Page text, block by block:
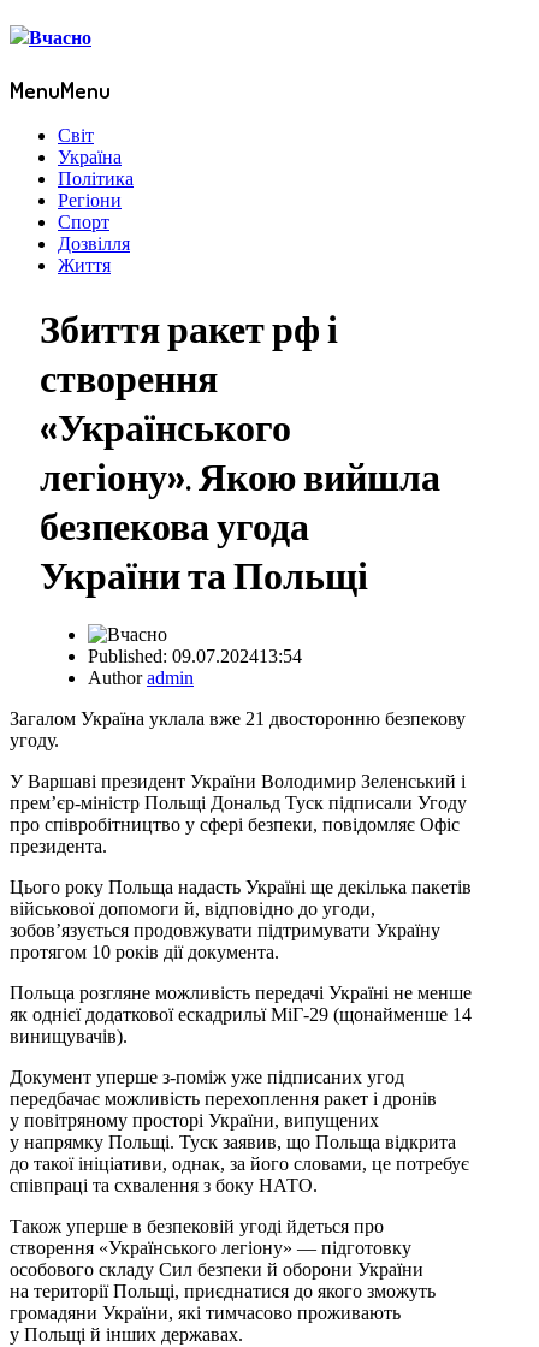
MenuMenu
Світ
Україна
Політика
Регіони
Спорт
Дозвілля
Життя
Збиття ракет рф і
створення
«Українського
легіону». Якою вийшла
безпекова угода
України та Польщі
Published: 09.07.202413:54
Authoradmin
Загалом Україна уклала вже 21 двосторонню безпекову
угоду.
У Варшаві президент України Володимир Зеленський і
прем’єр-міністр Польщі Дональд Туск підписали Угоду
про співробітництво у сфері безпеки, повідомляє Офіс
президента.
Цього року Польща надасть Україні ще декілька пакетів
військової допомоги й, відповідно до угоди,
зобов’язується продовжувати підтримувати Україну
протягом 10 років дії документа.
Польща розгляне можливість передачі Україні не менше
як однієї додаткової ескадрильї МіГ-29 (щонайменше 14
винищувачів).
Документ уперше з-поміж уже підписаних угод
передбачає можливість перехоплення ракет і дронів
у повітряному просторі України, випущених
у напрямку Польщі. Туск заявив, що Польща відкрита
до такої ініціативи, однак, за його словами, це потребує
співпраці та схвалення з боку НАТО.
Також уперше в безпековій угоді йдеться про
створення «Українського легіону» — підготовку
особового складу Сил безпеки й оборони України
на території Польщі, приєднатися до якого зможуть
громадяни України, які тимчасово проживають
у Польщі й інших державах.